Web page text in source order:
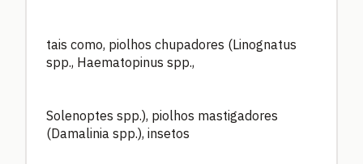
tais como, piolhos chupadores (Linognatus
spp., Haematopinus spp.,
Solenoptes spp.), piolhos mastigadores
(Damalinia spp.), insetos